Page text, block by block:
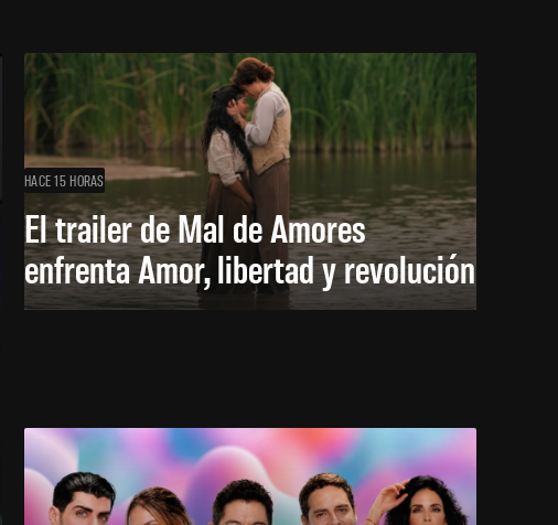
HACE 15 HORAS
El trailer de Mal de Amores
enfrenta Amor, libertad y revolución